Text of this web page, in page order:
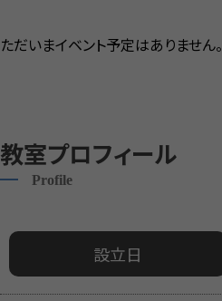
ただいまイベント予定はありません。
教室プロフィール
Profile
設立日